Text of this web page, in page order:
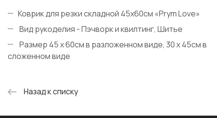
Коврик для резки складной 45x60см «Prym Love»
Вид рукоделия - Пэчворк и квилтинг, Шитье
Размер 45 x 60cм в разложенном виде, 30 x 45cм в
сложенном виде
Назад к списку